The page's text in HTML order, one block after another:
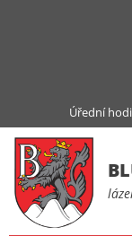
Úřední